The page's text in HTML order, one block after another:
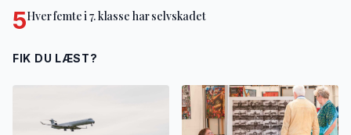
5Hver femte i 7. klasse har selvskadet
FIK DU LÆST?